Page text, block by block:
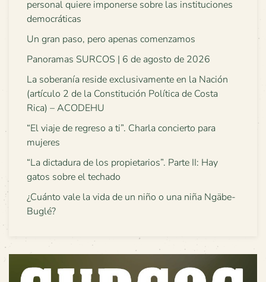
personal quiere imponerse sobre las instituciones
democráticas
Un gran paso, pero apenas comenzamos
Panoramas SURCOS | 6 de agosto de 2026
La soberanía reside exclusivamente en la Nación
(artículo 2 de la Constitución Política de Costa
Rica) – ACODEHU
“El viaje de regreso a ti”. Charla concierto para
mujeres
“La dictadura de los propietarios”. Parte II: Hay
gatos sobre el techado
¿Cuánto vale la vida de un niño o una niña Ngäbe-
Buglé?